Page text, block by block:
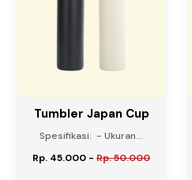
Tumbler Japan Cup
Spesifikasi: - Ukuran...
Rp. 45.000 - Rp. 50.000